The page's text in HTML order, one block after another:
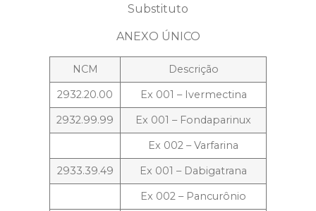
Substituto
ANEXO ÚNICO
NCM
Descrição
2932.20.00
Ex 001 – Ivermectina
2932.99.99
Ex 001 – Fondaparinux
Ex 002 – Varfarina
2933.39.49
Ex 001 – Dabigatrana
Ex 002 – Pancurônio